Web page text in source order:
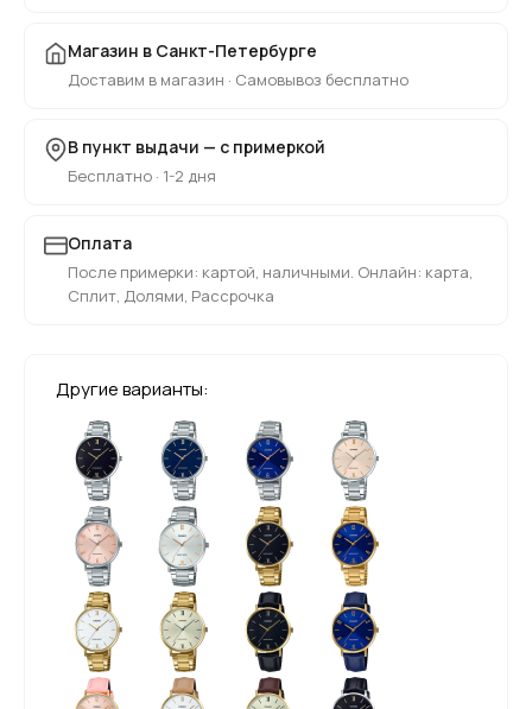
Магазин в Санкт-Петербурге
Доставим в магазин · Самовывоз бесплатно
В пункт выдачи — с примеркой
Бесплатно · 1-2 дня
Оплата
После примерки: картой, наличными. Онлайн: карта,
Сплит, Долями, Рассрочка
Другие варианты: